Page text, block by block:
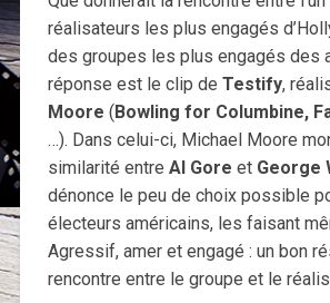
réalisateurs les plus engagés
des groupes les plus engagés des
réponse est le clip de Testify,
Moore (Bowling for Columbine,
…). Dans celui-ci, Michael Moore
similarité entre Al Gore et George
dénonce le peu de choix possible
électeurs américains, les faisant
Agressif, amer et engagé : un bon
rencontre entre le groupe et le